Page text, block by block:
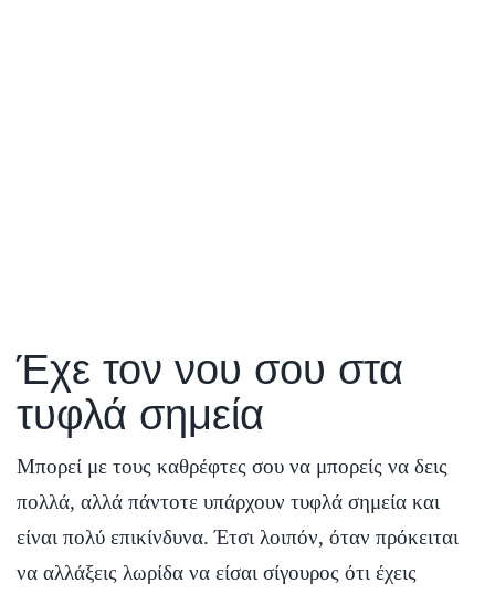
Έχε τον νου σου στα
τυφλά σημεία
Μπορεί με τους καθρέφτες σου να μπορείς να δεις
πολλά, αλλά πάντοτε υπάρχουν τυφλά σημεία και
είναι πολύ επικίνδυνα. Έτσι λοιπόν, όταν πρόκειται
να αλλάξεις λωρίδα να είσαι σίγουρος ότι έχεις